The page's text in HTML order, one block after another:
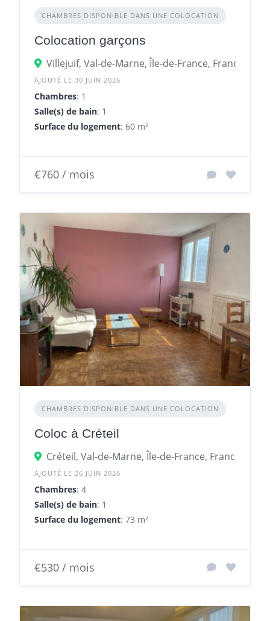
CHAMBRES DISPONIBLE DANS UNE COLOCATION
Colocation garçons
Villejuif, Val-de-Marne, Île-de-France, France
AJOUTÉ LE 30 JUIN 2026
Chambres: 1
Salle(s) de bain: 1
Surface du logement: 60 m²
€760 / mois
CHAMBRES DISPONIBLE DANS UNE COLOCATION
Coloc à Créteil
Créteil, Val-de-Marne, Île-de-France, France
AJOUTÉ LE 26 JUIN 2026
Chambres: 4
Salle(s) de bain: 1
Surface du logement: 73 m²
€530 / mois